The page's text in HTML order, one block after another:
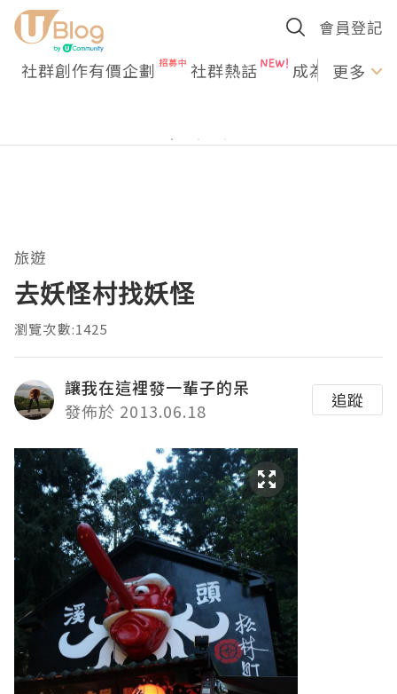
會員登記
社群創作有價企劃 社群熱話 成為U更多
旅遊
去妖怪村找妖怪
瀏覽次數:1425
讓我在這裡發一輩子的呆
發佈於 2013.06.18
追蹤